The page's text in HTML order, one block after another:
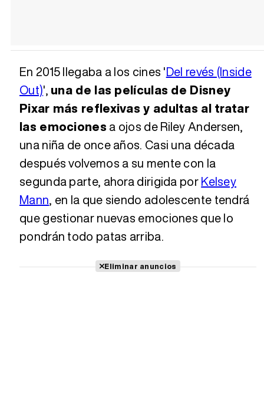
En 2015 llegaba a los cines 'Del revés (Inside
Out)', una de las películas de Disney
Pixar más reflexivas y adultas al tratar
las emociones a ojos de Riley Andersen,
una niña de once años. Casi una década
después volvemos a su mente con la
segunda parte, ahora dirigida porKelsey
Mann, en la que siendo adolescente tendrá
que gestionar nuevas emociones que lo
pondrán todo patas arriba.
Eliminar anuncios